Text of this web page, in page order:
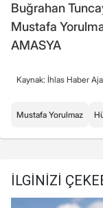
Buğrahan
Mustafa
AMASYA
Kaynak: İhlas Haber
Mustafa Yorulmaz